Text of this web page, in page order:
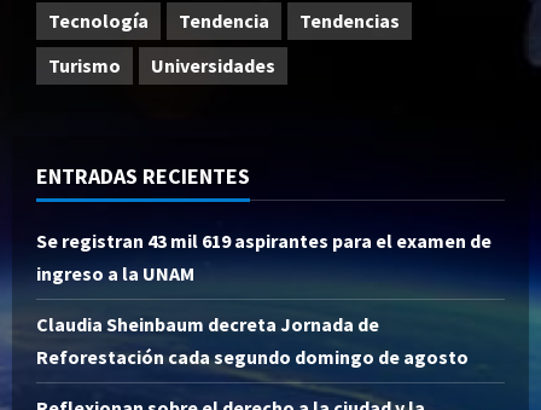
Tecnología
Tendencia
Tendencias
Turismo
Universidades
ENTRADAS RECIENTES
Se registran 43 mil 619 aspirantes para el examen de
ingreso a la UNAM
Claudia Sheinbaum decreta Jornada de
Reforestación cada segundo domingo de agosto